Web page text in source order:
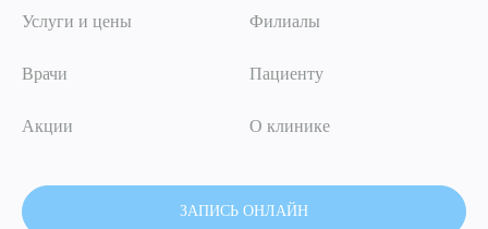
Услуги и цены
Врачи
Акции
Филиалы
Пациенту
О клинике
ЗАПИСЬ ОНЛАЙН